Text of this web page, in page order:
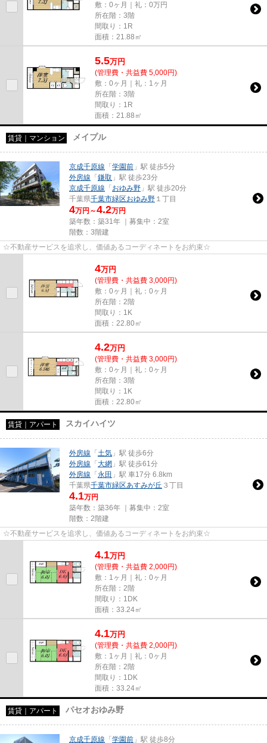
敷：0ヶ月｜礼：0万円
所在階：3階
間取り：1R
面積：21.88㎡
5.5万円
(管理費・共益費 5,000円)
敷：0ヶ月｜礼：1ヶ月
所在階：3階
間取り：1R
面積：21.88㎡
賃貸｜マンション メイプル
京成千原線 「 学園前 」駅 徒歩5分
外房線 「 鎌取 」駅 徒歩23分
京成千原線 「 おゆみ野 」駅 徒歩20分
千葉県千葉市緑区おゆみ野 １丁目
4万円～4.2万円
築年数：築31年 ｜募集中： 2室
階数：3階建
☆不動産サービスを追求し、価値あるコーディネートをお約束☆
4万円
(管理費・共益費 3,000円)
敷：0ヶ月｜礼：0ヶ月
所在階：2階
間取り：1K
面積：22.80㎡
4.2万円
(管理費・共益費 3,000円)
敷：0ヶ月｜礼：0ヶ月
所在階：3階
間取り：1K
面積：22.80㎡
賃貸｜アパート スカイハイツ
外房線 「 土気 」駅 徒歩6分
外房線 「 大網 」駅 徒歩61分
外房線 「 永田 」駅 車17分 6.8km
千葉県千葉市緑区あすみが丘 ３丁目
4.1万円
築年数：築36年 ｜募集中： 2室
階数：2階建
☆不動産サービスを追求し、価値あるコーディネートをお約束☆
4.1万円
(管理費・共益費 2,000円)
敷：1ヶ月｜礼：0ヶ月
所在階：2階
間取り：1DK
面積：33.24㎡
4.1万円
(管理費・共益費 2,000円)
敷：1ヶ月｜礼：0ヶ月
所在階：2階
間取り：1DK
面積：33.24㎡
賃貸｜アパート パセオおゆみ野
京成千原線 「 学園前 」駅 徒歩8分